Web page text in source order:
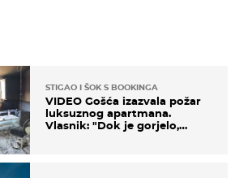
STIGAO I ŠOK S BOOKINGA
VIDEO Gošća izazvala požar
luksuznog apartmana.
Vlasnik: "Dok je gorjelo,